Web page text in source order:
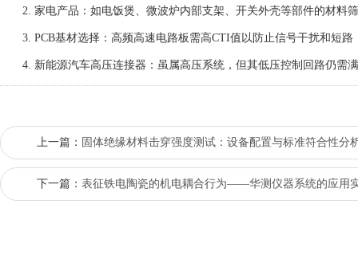
2. 家电产品：如电饭煲、微波炉内部支架、开关外壳等部件的材料
3. PCB基材选择：高频高速电路板需高CTI值以防止信号干扰和短路
4. 新能源汽车高压连接器：虽属高压系统，但其低压控制回路仍需
上一篇： 固体绝缘材料击穿强度测试：设备配置与标准符合性分
下一篇： 表征铁电陶瓷的机电耦合行为——华测仪器系统的应用